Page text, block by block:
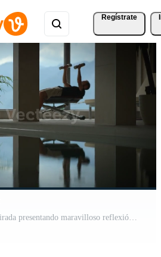
Regístrate
un sereno y atractivo retirada presentando maravilloso reflexión y majestuoso montaña ver Vídeo Pro